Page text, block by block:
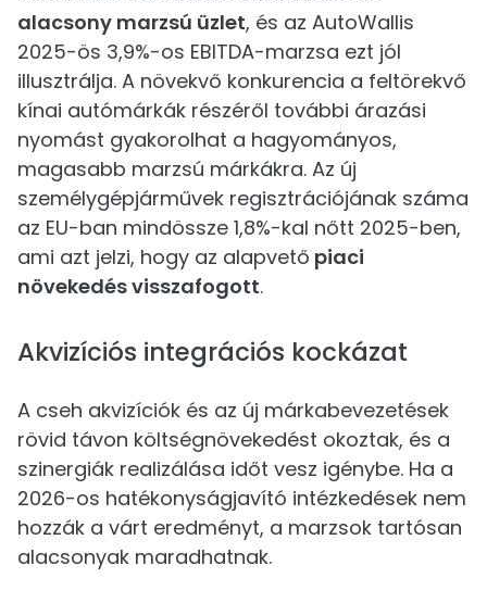
alacsony marzsú üzlet, és az AutoWallis
2025-ös 3,9%-os EBITDA-marzsa ezt jól
illusztrálja. A növekvő konkurencia a feltörekvő
kínai autómárkák részéről további árazási
nyomást gyakorolhat a hagyományos,
magasabb marzsú márkákra. Az új
személygépjárművek regisztrációjának száma
az EU-ban mindössze 1,8%-kal nőtt 2025-ben,
ami azt jelzi, hogy az alapvető piaci
növekedés visszafogott.
Akvizíciós integrációs kockázat
A cseh akvizíciók és az új márkabevezetések
rövid távon költségnövekedést okoztak, és a
szinergiák realizálása időt vesz igénybe. Ha a
2026-os hatékonyságjavító intézkedések nem
hozzák a várt eredményt, a marzsok tartósan
alacsonyak maradhatnak.